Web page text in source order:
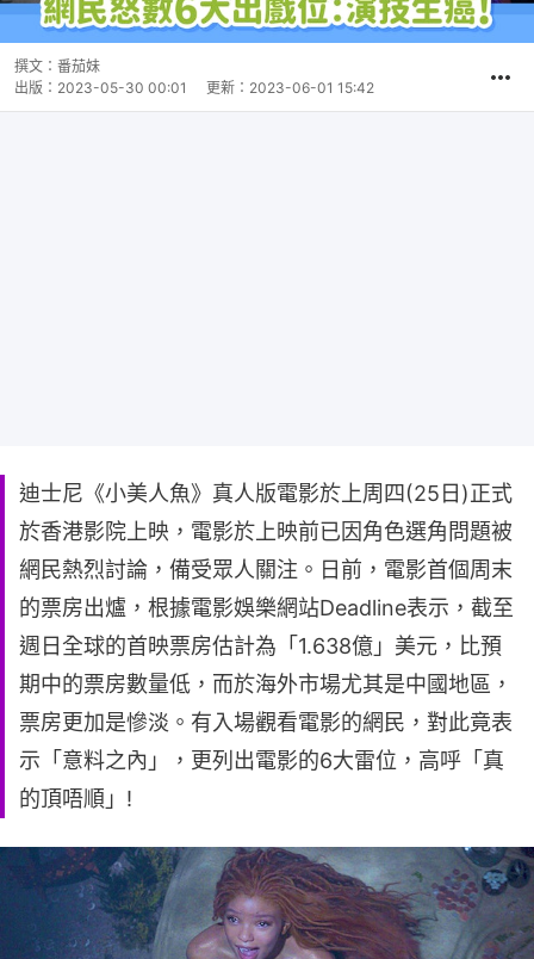
撰文： 番茄妹
出版： 2023-05-30 00:01 更新： 2023-06-01 15:42
迪士尼《小美人魚》真人版電影於上周四(25日)正式
於香港影院上映，電影於上映前已因角色選角問題被
網民熱烈討論，備受眾人關注。日前，電影首個周末
的票房出爐，根據電影娛樂網站Deadline表示，截至
週日全球的首映票房估計為「1.638億」美元，比預
期中的票房數量低，而於海外市場尤其是中國地區，
票房更加是慘淡。有入場觀看電影的網民，對此竟表
示「意料之內」，更列出電影的6大雷位，高呼「真
的頂唔順」!